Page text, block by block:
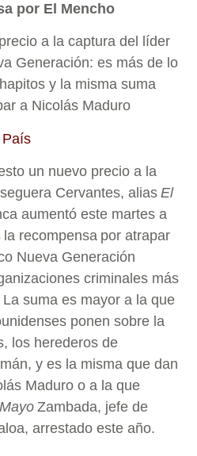
por El Mencho
a la captura del líder
Generación: es más de lo
y la misma suma
a Nicolás Maduro
un nuevo precio a la
Cervantes, alias El
aumentó este martes a
la recompensa por atrapar
Nueva Generación
criminales más
suma es mayor a la que
ponen sobre la
, los herederos de
y es la misma que dan
Maduro o a la que
Zambada, jefe de
arrestado este año.